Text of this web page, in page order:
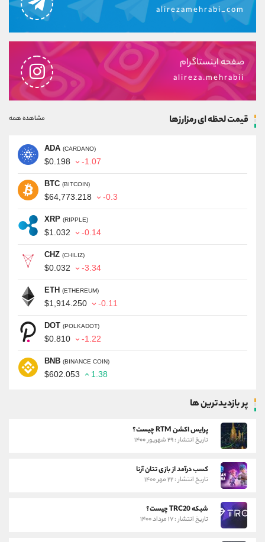
alirezamehrabi_com
صفحه اینستاگرام
alireza.mehrabii
قیمت لحظه ای رمزارزها مشاهده همه
ADA (CARDANO)
$0.198 -1.07
BTC (BITCOIN)
$64,773.218 -0.3
XRP (RIPPLE)
$1.032 -0.14
CHZ (CHILIZ)
$0.032 -3.34
ETH (ETHEREUM)
$1,914.250 -0.11
DOT (POLKADOT)
$0.810 -1.22
BNB (BINANCE COIN)
$602.053 1.38
پر بازدیدترین ها
پرایس اکشن RTM چیست؟
تاریخ انتشار : ۲۹ شهریور ۱۴۰۰
کسب درآمد از بازی تتان آرنا
تاریخ انتشار : ۲۲ مهر ۱۴۰۰
شبکه TRC20 چیست؟
تاریخ انتشار : ۱۷ مرداد ۱۴۰۰